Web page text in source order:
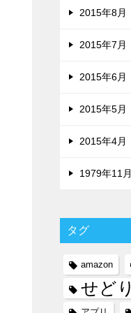
2015年8月
2015年7月
2015年6月
2015年5月
2015年4月
1979年11月
タグ
amazon
せどり